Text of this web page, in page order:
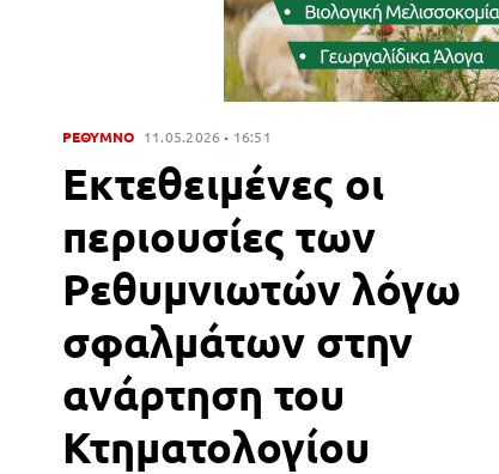
ΡΕΘΥΜΝΟ 11.05.2026 16:51
Εκτεθειμένες οι
περιουσίες των
Ρεθυμνιωτών λόγω
σφαλμάτων στην
ανάρτηση του
Κτηματολογίου